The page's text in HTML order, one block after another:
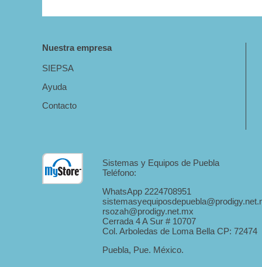
Nuestra empresa
SIEPSA
Ayuda
Contacto
Sistemas y Equipos de Puebla
Teléfono:
WhatsApp 2224708951
rsozah@prodigy.net.mx
Cerrada 4 A Sur # 10707
Col. Arboledas de Loma Bella CP: 72474
Puebla, Pue. México.